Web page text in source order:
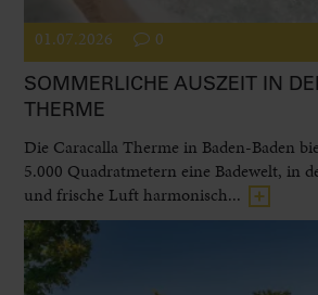
01.07.2026 0
SOMMERLICHE AUSZEIT IN
THERME
Die Caracalla Therme in Baden-Baden
5.000 Quadratmetern eine Badewelt, in
und frische Luft harmonisch...